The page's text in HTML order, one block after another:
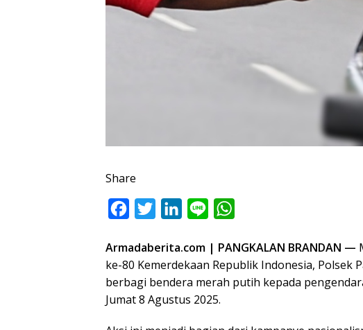
Share
c
e
b
i
t
n
k
n
e
a
t
Armadaberita.com | PANGKALAN BRANDAN —
ke-80 Kemerdekaan Republik Indonesia, Polsek
berbagi bendera merah putih kepada
Jumat 8 Agustus 2025.